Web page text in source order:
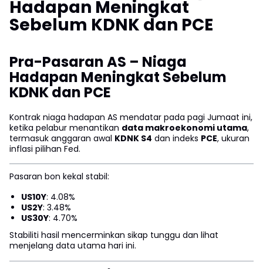
Hadapan Meningkat
Sebelum KDNK dan PCE
Pra-Pasaran AS – Niaga
Hadapan Meningkat Sebelum
KDNK dan PCE
Kontrak niaga hadapan AS mendatar pada pagi Jumaat ini,
ketika pelabur menantikan data makroekonomi utama,
termasuk anggaran awal KDNK S4 dan indeks PCE, ukuran
inflasi pilihan Fed.
Pasaran bon kekal stabil:
US10Y: 4.08%
US2Y: 3.48%
US30Y: 4.70%
Stabiliti hasil mencerminkan sikap tunggu dan lihat
menjelang data utama hari ini.